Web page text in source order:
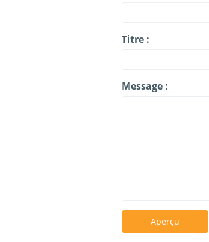
Titre :
Message :
Aperçu